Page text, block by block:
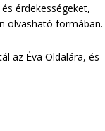
érdekességeket,
olvasható formában.
az Éva Oldalára, és